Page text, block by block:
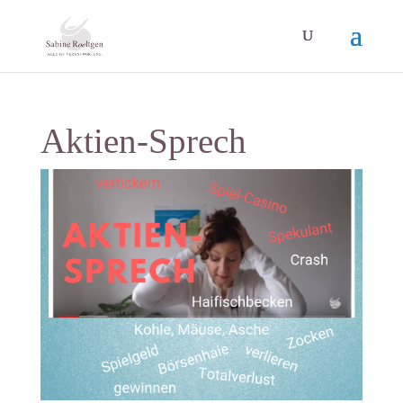
Aktien-Sprech